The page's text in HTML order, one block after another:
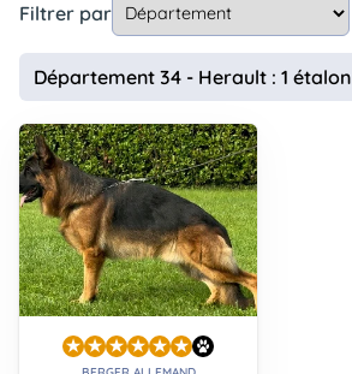
Assurances
Connexion
Filtrer par
Département 34 - Herault : 1 étalon